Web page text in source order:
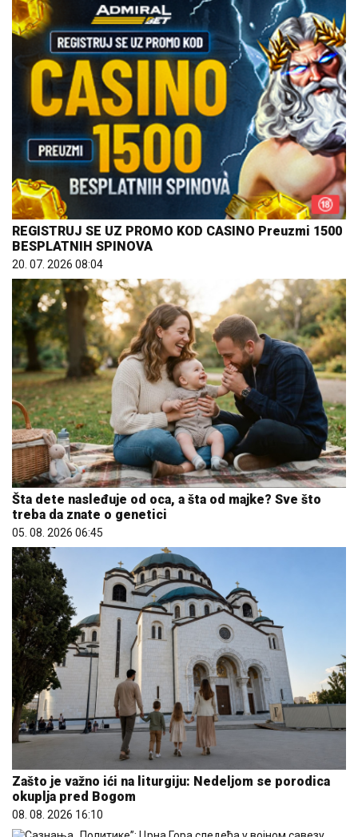
REGISTRUJ SE UZ PROMO KOD CASINO Preuzmi 1500
BESPLATNIH SPINOVA
20. 07. 2026 08:04
Šta dete nasleđuje od oca, a šta od majke? Sve što
treba da znate o genetici
05. 08. 2026 06:45
Zašto je važno ići na liturgiju: Nedeljom se porodica
okuplja pred Bogom
08. 08. 2026 16:10